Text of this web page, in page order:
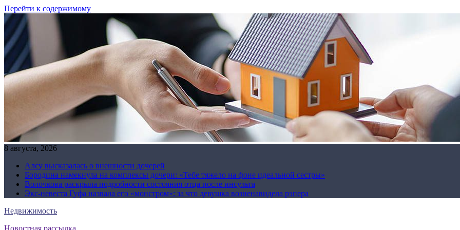
Перейти к содержимому
8 августа, 2026
Алсу высказалась о внешности дочерей
Бородина намекнула на комплексы дочери: «Тебе тяжело на фоне идеальной сестры»
Волочкова раскрыла подробности состояния отца после инсульта
Экс-невеста Гуфа назвала его «монстром»: за что девушка возненавидела рэпера
Недвижимость
Новостная рассылка